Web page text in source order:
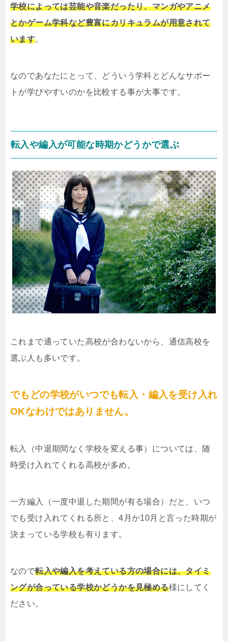
学校によっては芸能や音楽だったり、マンガやアニメ
とかゲーム学科など豊富にカリキュラムが用意されて
います。
なのであなたにとって、どういう学科とどんなサポー
トが学びやすいのかを比較する事が大事です。
転入や編入が可能な時期かどうかで選ぶ
これまで通っていた高校が合わないから、通信高校を
選ぶ人も多いです。
でもどの学校がいつでも転入・編入を受け入れ
OKなわけではありません。
転入（中退期間なく学校を変える事）については、随
時受け入れてくれる高校が多め。
一方編入（一度中退した期間が有る場合）だと、いつ
でも受け入れてくれる所と、4月か10月と言った時期が
決まっている学校も有ります。
なので転入や編入を考えている方の場合には、タイミ
ングが合っている学校かどうかを見極める様にしてく
ださい。